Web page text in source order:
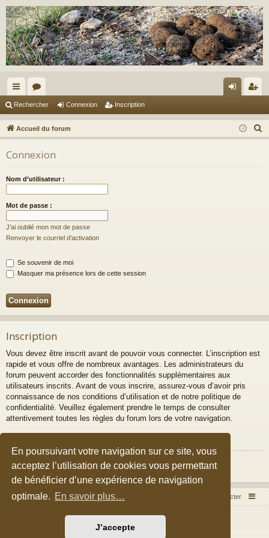
En poursuivant votre navigation sur ce site, vous
acceptez l’utilisation de cookies vous permettant
de bénéficier d’une expérience de navigation
optimale. En savoir plus…
J’accepte
ac
co
ur
ci
s
or
u
m
s
ne
xi
cri
pti
Rechercher Connexion Inscription
Accueil du forum
e
Connexion
Nom d’utilisateur :
Mot de passe :
J’ai oublié mon mot de passe
Renvoyer le courriel d’activation
Se souvenir de moi
Masquer ma présence lors de cette session
Inscription
Vous devez être inscrit avant de pouvoir vous connecter. L’inscription est
rapide et vous offre de nombreux avantages. Les administrateurs du
forum peuvent accorder des fonctionnalités supplémentaires aux
utilisateurs inscrits. Avant de vous inscrire, assurez-vous d’avoir pris
connaissance de nos conditions d’utilisation et de notre politique de
confidentialité. Veuillez également prendre le temps de consulter
attentivement toutes les règles du forum lors de votre navigation.
Inscription
Accueil du forum Nous contacter
Développé parphpBB® Forum Software © phpBB Limited
Style parArty